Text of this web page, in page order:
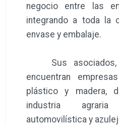
negocio entre las
integrando a toda la
envase y embalaje.
Sus asociados,
encuentran
plástico y madera,
industria
automovilística y